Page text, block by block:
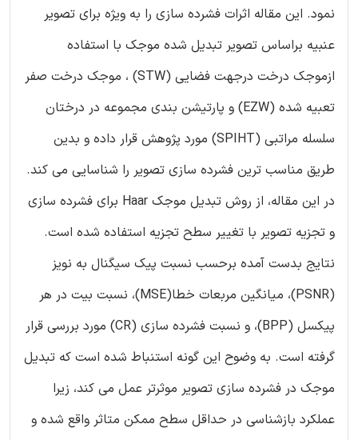
نمود. این مقاله اثرات فشرده سازی را به ویژه برای تصویر
عنبیه براساس تصویر تبدیل شده موجک با استفاده
ازموجک درخت درجهت فضایی (STW) ، موجک درخت صفر
تعبیه شده (EZW) و پارتیشن بندی مجموعه در درختان
سلسله مراتبی (SPIHT) مورد پژوهش قرار داده و بدین
طریق مناسب ترین فشرده سازی تصویر را شناسایی می کند.
در این مقاله، از روش تبدیل موجک Haar برای فشرده سازی
و تجزیه تصویر با تغییر سطح تجزیه استفاده شده است.
نتایج بدست آمده برحسب نسبت پیک سیگنال به نویز
(PSNR)، میانگین مربعات خطا(MSE)، نسبت بیت در هر
پیکسل (BPP)، و نسبت فشرده سازی (CR) مورد بررسی قرار
گرفته است. به وضوح این گونه استنباط شده است که تبدیل
موجک در فشرده سازی تصویر موثرتر عمل می کند، زیرا
عملکرد بازشناسی در حداقل سطح ممکن متاثر واقع شده و